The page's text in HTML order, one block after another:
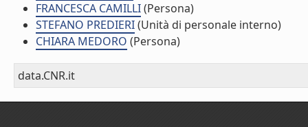
FRANCESCA CAMILLI(Persona)
STEFANO PREDIERI(Unità di personale interno)
CHIARA MEDORO (Persona)
data.CNR.it